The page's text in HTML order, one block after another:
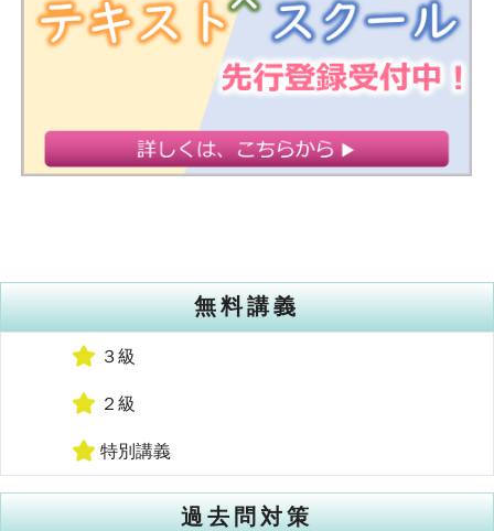
無料講義
３級
２級
特別講義
過去問対策